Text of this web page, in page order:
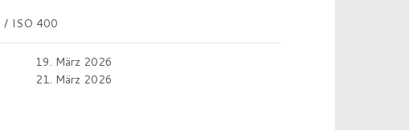
/ ISO 400
19. März 2026
21. März 2026